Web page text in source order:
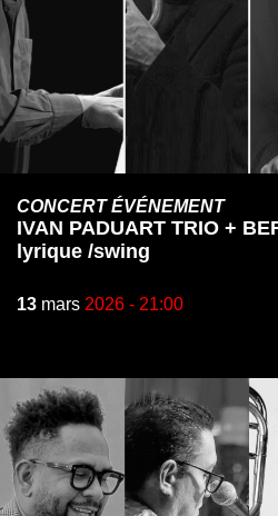
CONCERT ÉVÉNEMENT
IVAN PADUART TRIO +
lyrique /swing
13 mars 2026 - 21:00